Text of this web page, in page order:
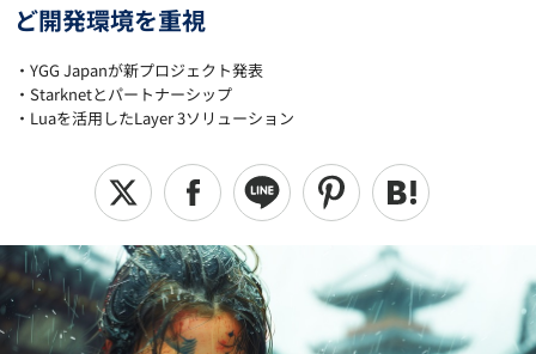
ど開発環境を重視
・YGG Japanが新プロジェクト発表
・Starknetとパートナーシップ
・Luaを活用したLayer 3ソリューション